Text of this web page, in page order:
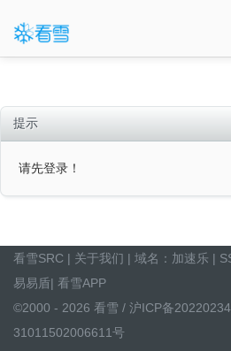
提示
请先登录！
看雪SRC | 关于我们 | 域名： 加速乐 |
易易盾| 看雪APP
©2000 - 2026 看雪 / 沪ICP备
31011502006611号